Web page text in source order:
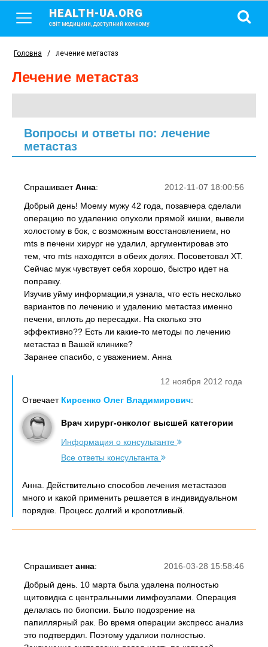
HEALTH-UA.ORG
світ медицини, доступний кожному
Головна / лечение метастаз
лечение метастаз
Вопросы и ответы по: лечение
метастаз
2012-11-07 18:00:56
СпрашиваетАнна:
Добрый день! Моему мужу 42 года, позавчера сделали
операцию по удалению опухоли прямой кишки, вывели
холостому в бок, с возможным восстановлением, но
mts в печени хирург не удалил, аргументировав это
тем, что mts находятся в обеих долях. Посоветовал ХТ.
Сейчас муж чувствует себя хорошо, быстро идет на
поправку.
Изучив уйму информации,я узнала, что есть несколько
вариантов по лечению и удалению метастаз именно
печени, вплоть до пересадки. На сколько это
эффективно?? Есть ли какие-то методы по лечению
метастаз в Вашей клинике?
Заранее спасибо, с уважением. Анна
12 ноября 2012 года
Отвечает Кирсенко Олег Владимирович:
Врач хирург-онколог высшей категории
Информация о консультанте
Все ответы консультанта
Анна. Действительно способов лечения метастазов
много и какой применить решается в индивидуальном
порядке. Процесс долгий и кропотливый.
2016-03-28 15:58:46
Спрашиваетанна:
Добрый день. 10 марта была удалена полностью
щитовидка с центральными лимфоузлами. Операция
делалась по биопсии. Было подозрение на
папиллярный рак. Во время операции экспресс анализ
это подтвердил. Поэтому удалиои полностью.